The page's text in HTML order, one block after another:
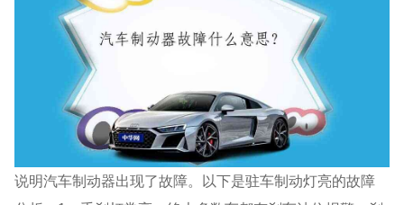
说明汽车制动器出现了故障。以下是驻车制动灯亮的故障